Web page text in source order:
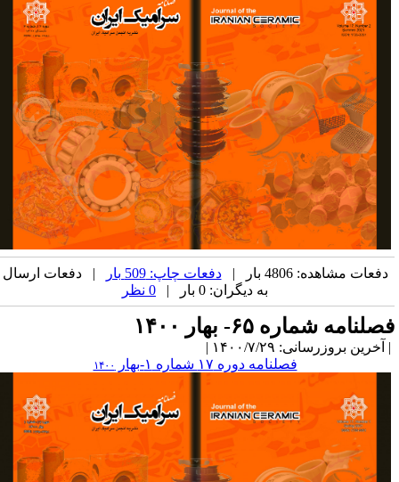
دفعات مشاهده: 4806 بار | دفعات چاپ: 509 بار
| دفعات ارسال
به دیگران: 0 بار |
شماره ۶۵- بهار ۱۴۰۰
بروزرسانی: ۱۴۰۰/۷/۲۹ |
فصلنامه دوره ۱۷ شماره ۱-بهار
۱۴۰۰